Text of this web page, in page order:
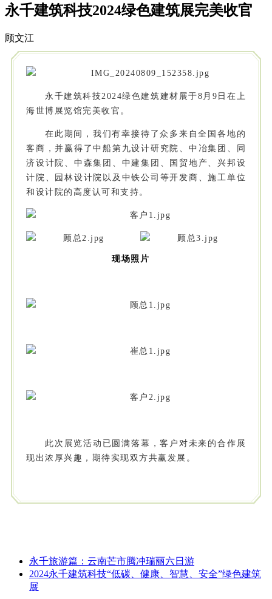
永千建筑科技2024绿色建筑展完美收官
顾文江
永千建筑科技2024绿色建筑建材展于8月9日在上
海世博展览馆完美收官。
在此期间，我们有幸接待了众多来自全国各地的
客商，并赢得了中船第九设计研究院、中冶集团、同
济设计院、中森集团、中建集团、国贸地产、兴邦设
计院、园林设计院以及中铁公司等开发商、施工单位
和设计院的高度认可和支持。
现场照片
此次展览活动已圆满落幕，客户对未来的合作展
现出浓厚兴趣，期待实现双方共赢发展。
永千旅游篇：云南芒市腾冲瑞丽六日游
2024永千建筑科技“低碳、健康、智慧、安全”绿色建筑
展